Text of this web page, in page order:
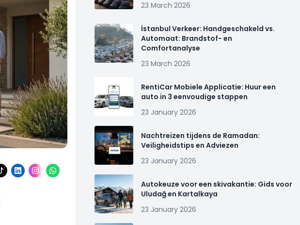
23 March 2026
İstanbul Verkeer: Handgeschakeld vs.
Automaat: Brandstof- en
Comfortanalyse
23 March 2026
RentiCar Mobiele Applicatie: Huur een
auto in 3 eenvoudige stappen
23 January 2026
Nachtreizen tijdens de Ramadan:
Veiligheidstips en Adviezen
23 January 2026
Autokeuze voor een skivakantie: Gids voor
Uludağ en Kartalkaya
23 January 2026